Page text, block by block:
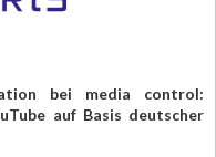
bei media control:
auf Basis deutscher